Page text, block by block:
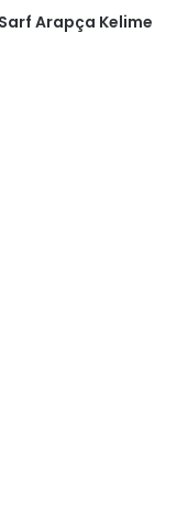
Arapça Kelime